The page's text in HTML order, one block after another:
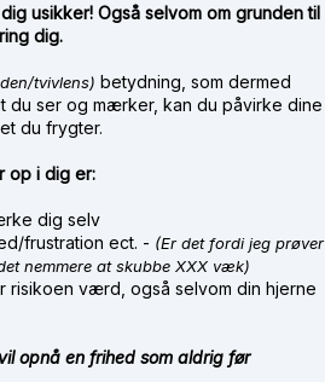
usikker! Også selvom om grunden til
dig.
tvivlens) betydning, som dermed
ser og mærker, kan du påvirke dine
du frygter.
op i dig er:
dig selv
frustration ect. - (Er det fordi jeg prøver
nemmere at skubbe XXX væk)
risikoen værd, også selvom din hjerne
opnå en frihed som aldrig før